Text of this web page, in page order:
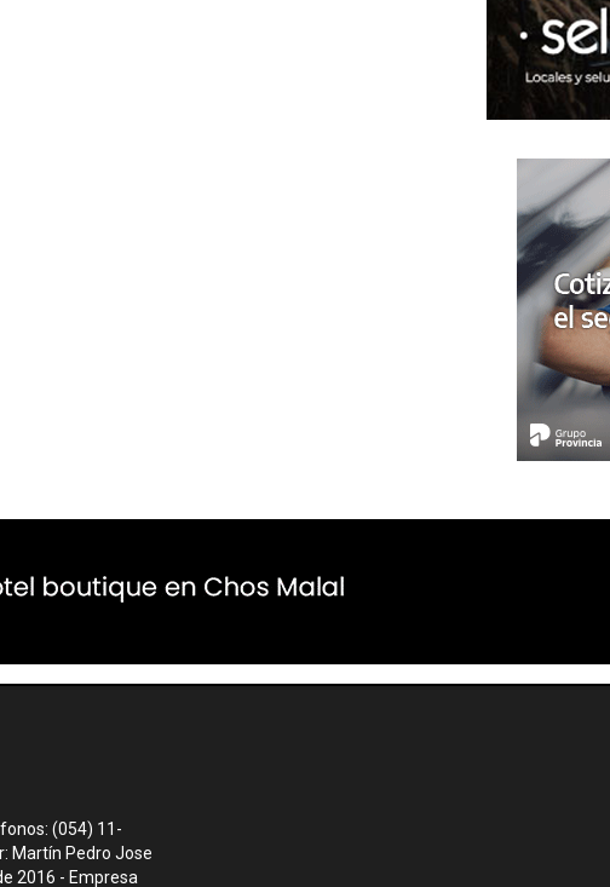
(054) 11-
Martín Pedro Jose
2016 - Empresa